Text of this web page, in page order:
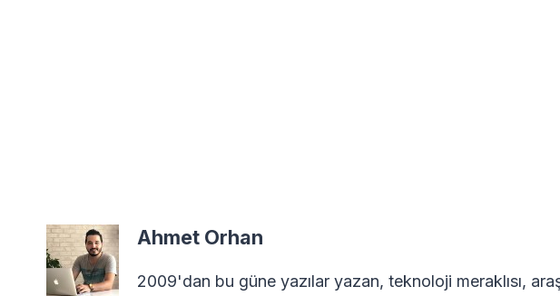
Ahmet Orhan
2009'dan bu güne yazılar yazan, teknoloji meraklısı,